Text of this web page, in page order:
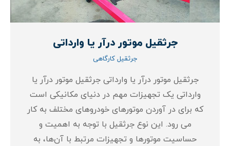
جرثقیل موتور درآر یا وارداتی
جرثقیل کارگاهی
جرثقیل موتور درآر یا وارداتی جرثقیل موتور درآر یا
وارداتی یک تجهیزات مهم در دنیای مکانیکی است
که برای در آوردن موتورهای خودروهای مختلف به کار
می‌ رود. این نوع جرثقیل با توجه به اهمیت و
حساسیت موتورها و تجهیزات مرتبط با آن‌ها، به